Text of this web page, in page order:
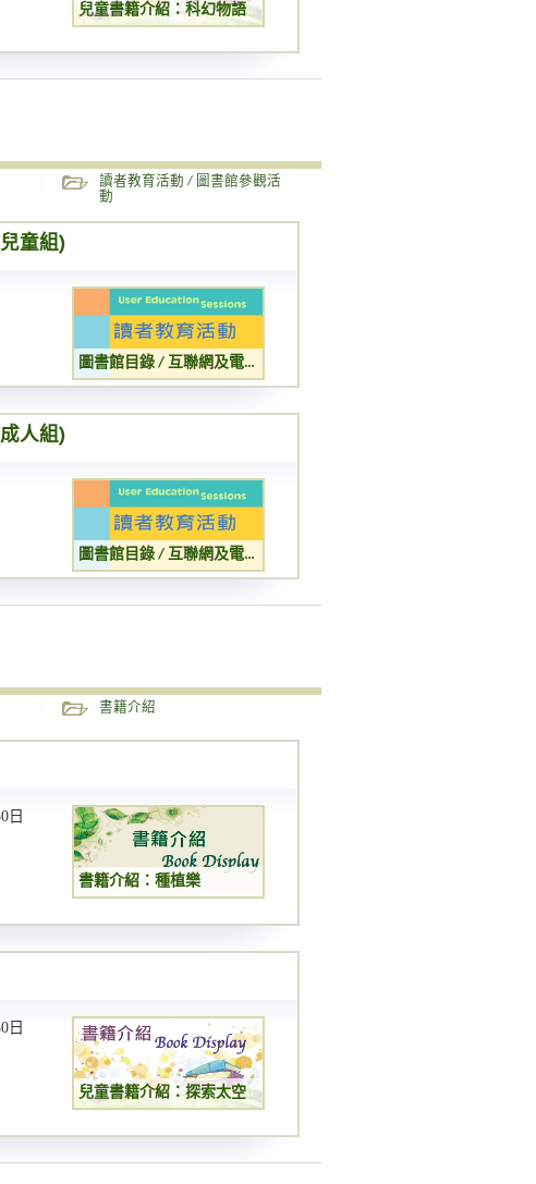
兒童書籍介紹：科幻物語
讀者教育活動 / 圖書館參觀活
動
童組)
圖書館目錄 / 互聯網及電子資源簡介 (兒童組)
人組)
圖書館目錄 / 互聯網及電子資源簡介 (成人組)
書籍介紹
日
書籍介紹：種植樂
日
兒童書籍介紹：探索太空